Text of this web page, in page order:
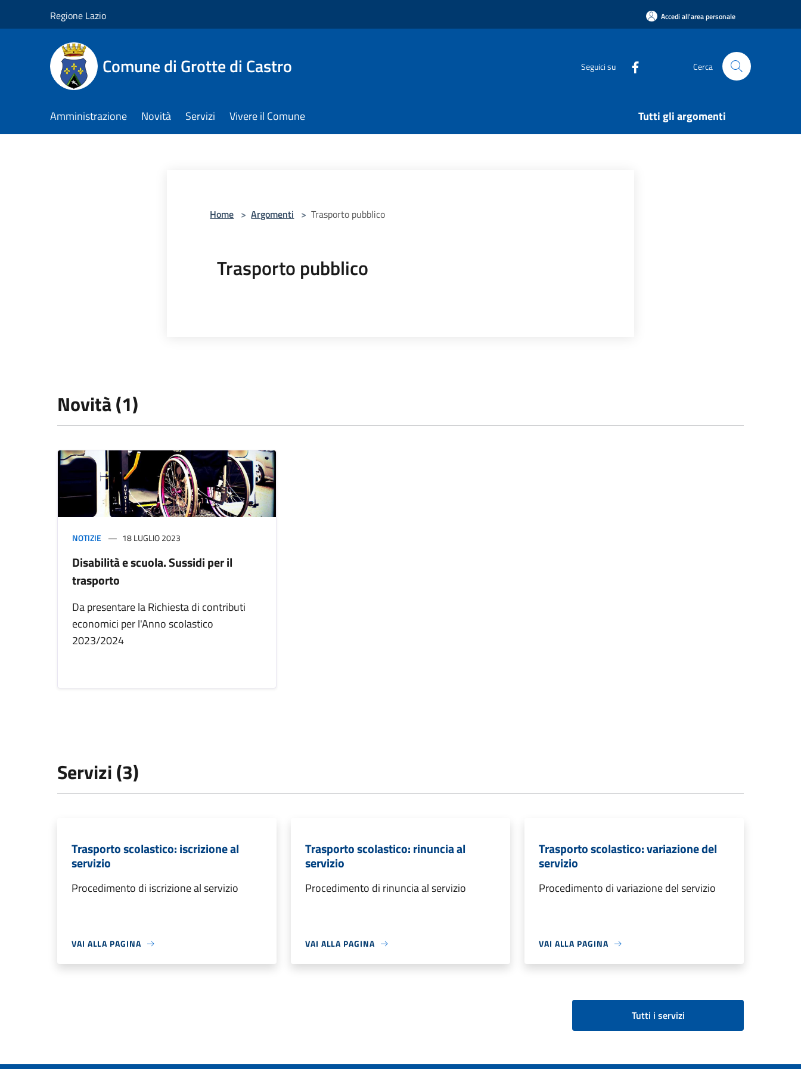
Regione Lazio Accedi all'area personale
Comune di Grotte di Castro Seguici su Cerca
Amministrazione Novità Servizi Vivere il Comune Tutti gli argomenti
Home > Argomenti > Trasporto pubblico
Trasporto pubblico
Novità (1)
NOTIZIE 18 LUGLIO 2023
Disabilità e scuola. Sussidi per il
trasporto
Da presentare la Richiesta di contributi
economici per l'Anno scolastico
2023/2024
Servizi (3)
Trasporto scolastico: iscrizione al
servizio
Procedimento di iscrizione al servizio
VAI ALLA PAGINA
Trasporto scolastico: rinuncia al
servizio
Procedimento di rinuncia al servizio
VAI ALLA PAGINA
Trasporto scolastico: variazione del
servizio
Procedimento di variazione del servizio
VAI ALLA PAGINA
Tutti i servizi